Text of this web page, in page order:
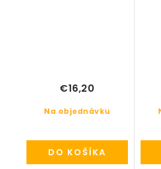
Na objednávku
€16,20
DO KOŠÍKA